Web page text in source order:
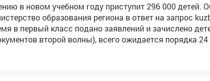
в новом учебном году приступит 296 000 детей.
образования региона в ответ на запрос
в первый класс подано заявлений и зачислено
второй волны), всего ожидается порядка
и 11,5 тысяч одиннадцатиклассников», - сообщила
редакция уточняла, всем ли желающим